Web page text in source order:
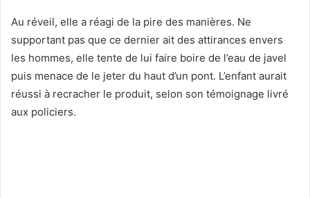
Au réveil, elle a réagi de la pire des manières. Ne
supportant pas que ce dernier ait des attirances envers
les hommes, elle tente de lui faire boire de l’eau de javel
puis menace de le jeter du haut d’un pont. L’enfant aurait
réussi à recracher le produit, selon son témoignage livré
aux policiers.